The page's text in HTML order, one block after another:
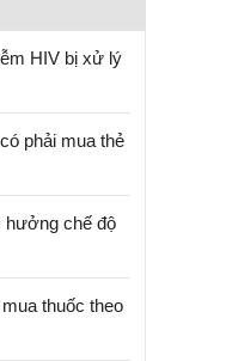
HIV bị xử lý
phải mua thẻ
hưởng chế độ
thuốc theo